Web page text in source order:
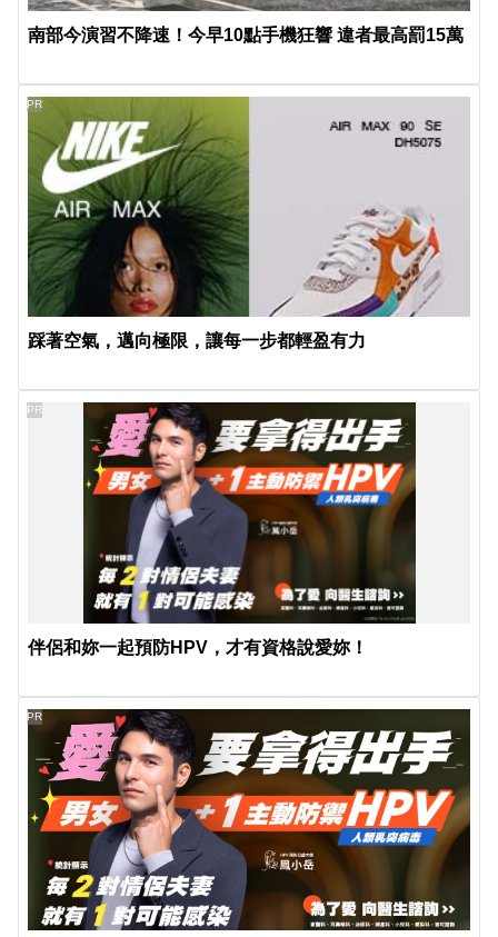
南部今演習不降速！今早10點手機狂響 違者最高罰15萬
踩著空氣，邁向極限，讓每一步都輕盈有力
PR
伴侶和妳一起預防HPV，才有資格說愛妳！
PR
PR